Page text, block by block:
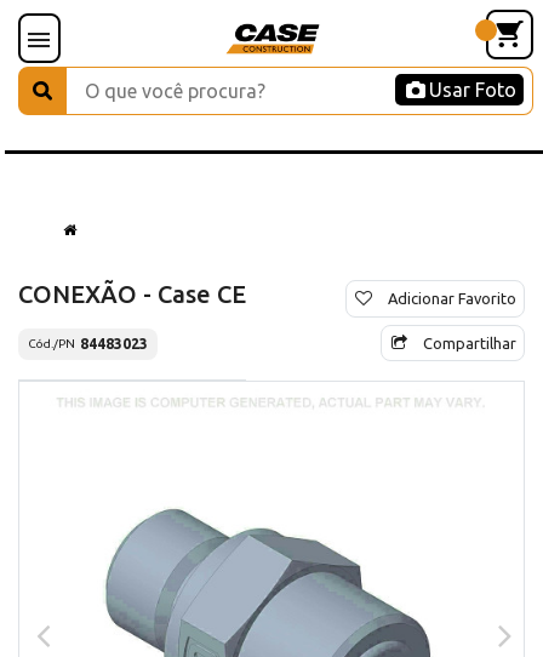
Usar Foto
CONEXÃO - Case CE
Cód./PN 84483023
Adicionar Favorito
Compartilhar